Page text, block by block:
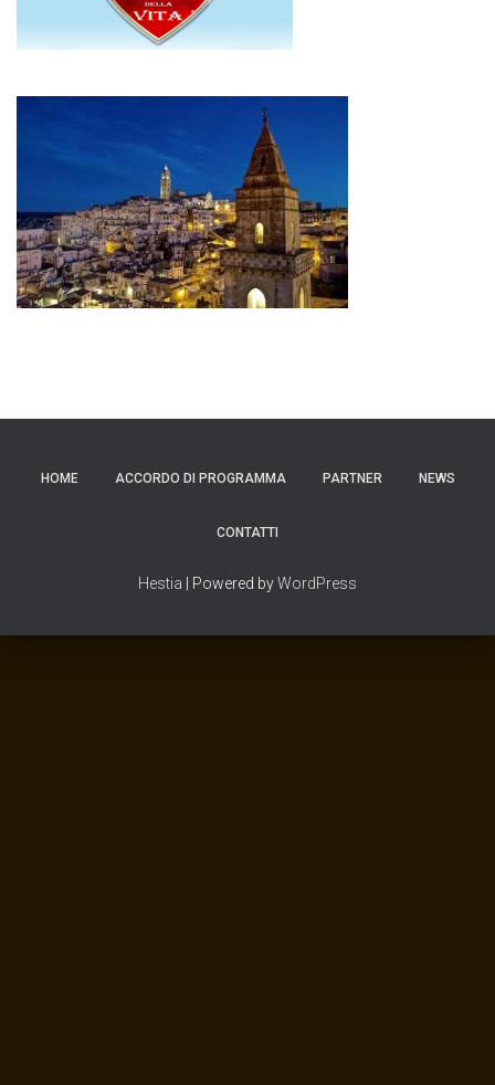
HOME ACCORDO DI PROGRAMMA PARTNER NEWS
CONTATTI
Hestia | Powered byWordPress